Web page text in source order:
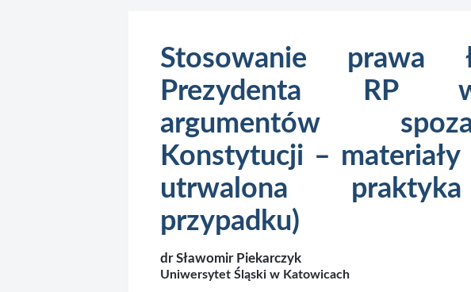
Stosowanie prawa
Prezydenta RP
argumentów
Konstytucji – materiały
utrwalona
przypadku)
dr Sławomir Piekarczyk
Uniwersytet Śląski w Katowicach